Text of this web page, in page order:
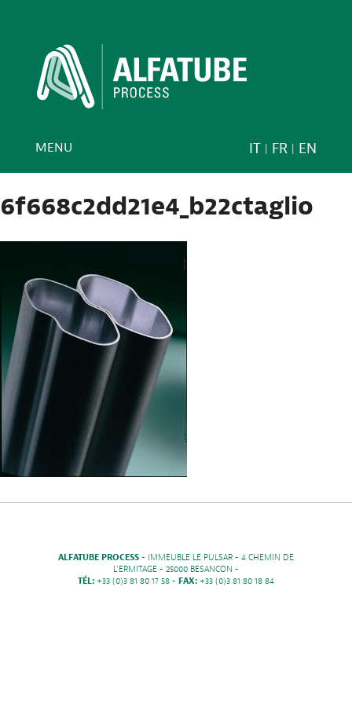
IT FR EN
MENU
6f668c2dd21e4_b22ctaglio
ALFATUBE PROCESS - IMMEUBLE LE PULSAR - 4 CHEMIN DE
L'ERMITAGE - 25000 BESANCON -
TÉL: +33 (0)3 81 80 17 58 - FAX: +33 (0)3 81 80 18 84